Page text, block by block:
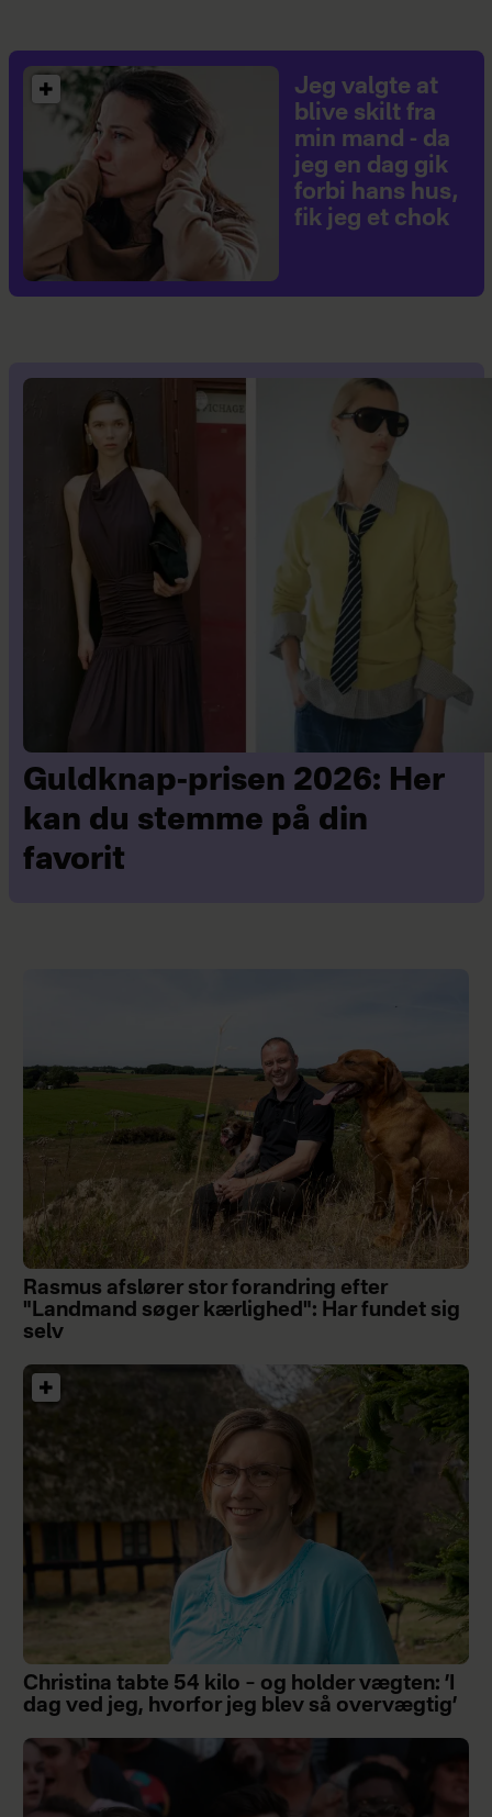
Jeg valgte at
blive skilt fra
min mand - da
jeg en dag gik
forbi hans hus,
fik jeg et chok
Guldknap-prisen 2026: Her
kan du stemme på din
favorit
Rasmus afslører stor forandring efter
"Landmand søger kærlighed": Har fundet sig
selv
Christina tabte 54 kilo – og holder vægten: ’I
dag ved jeg, hvorfor jeg blev så overvægtig’